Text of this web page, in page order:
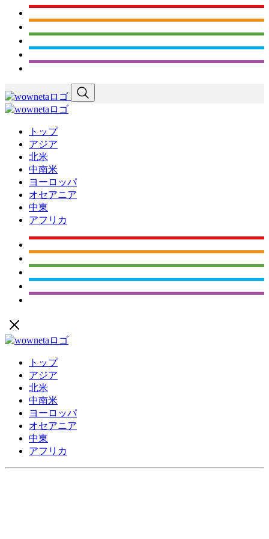
トップ
アジア
北米
中南米
ヨーロッパ
オセアニア
中東
アフリカ
トップ
アジア
北米
中南米
ヨーロッパ
オセアニア
中東
アフリカ